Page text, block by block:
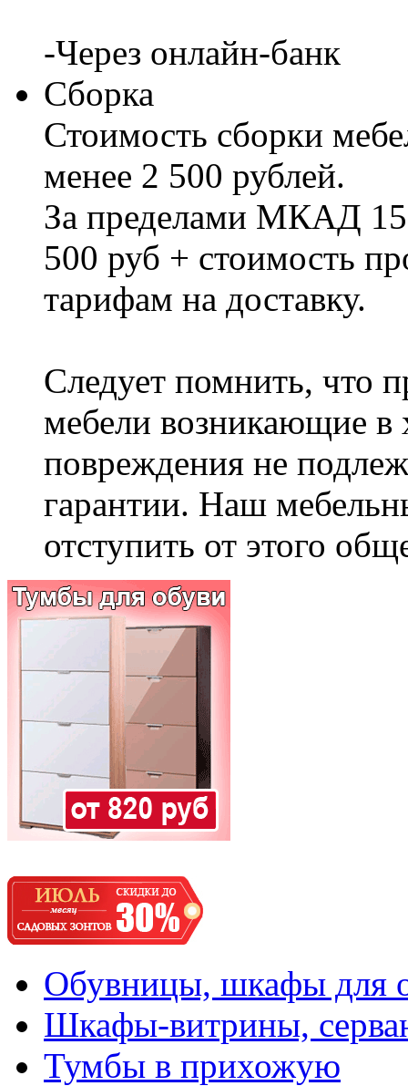
-Через онлайн-банк
Сборка
Стоимость сборки
менее 2 500 рублей.
За пределами МКАД
500 руб + стоимость
тарифам на доставку.
Следует помнить, что
мебели возникающие в
повреждения не
гарантии. Наш
отступить от этого
Обувницы, шкафы для
Шкафы-витрины,
Тумбы в прихожую